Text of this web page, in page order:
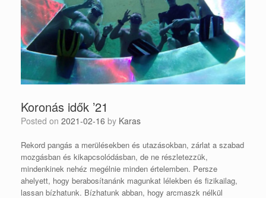
Koronás idők ’21
Posted on 2021-02-16 by Karas
Rekord pangás a merülésekben és utazásokban, zárlat a szabad
mozgásban és kikapcsolódásban, de ne részletezzük,
mindenkinek nehéz megélnie minden értelemben. Persze
ahelyett, hogy berabosítanánk magunkat lélekben és fizikailag,
lassan bízhatunk. Bízhatunk abban, hogy arcmaszk nélkül